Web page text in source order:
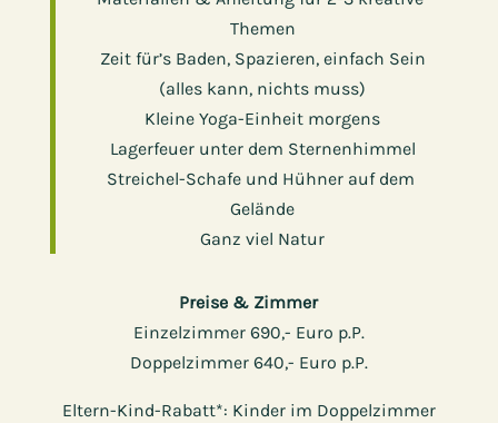
Themen
Zeit für’s Baden, Spazieren, einfach Sein
(alles ​kann, nichts muss)
Kleine Yoga-Einheit morgens
Lagerfeuer unter dem Sternenhimmel
Streichel-Schafe und Hühner auf dem ​
Gelände
Ganz viel Natur
Preise & Zimmer
Einzelzimmer 690,- Euro p.P.
Doppelzimmer 640,- Euro p.P.
Eltern-Kind-Rabatt*: Kinder im Doppelzimmer